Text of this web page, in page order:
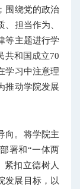
围绕党的政治
担当作为、
等主题进行学
共和国成立70
学习中注意理
推动学院发展
向。将学院主
署和“一体两
紧扣立德树人
发展目标，以